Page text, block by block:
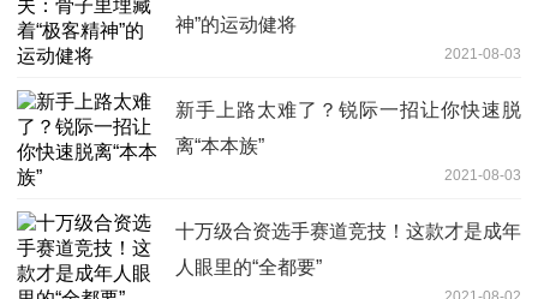
神”的运动健将
2021-08-03
新手上路太难了？锐际一招让你快速脱
离“本本族”
2021-08-03
十万级合资选手赛道竞技！这款才是成年
人眼里的“全都要”